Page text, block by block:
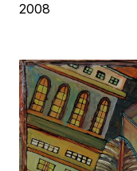
2008